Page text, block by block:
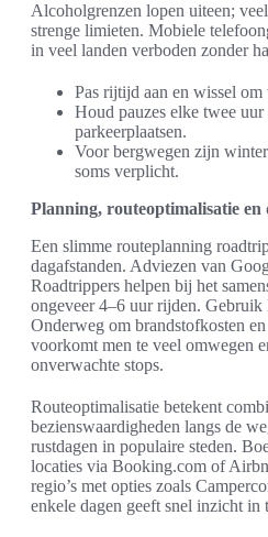
Alcoholgrenzen lopen uiteen;
strenge limieten. Mobiele
in veel landen verboden zonder
Pas rijtijd aan en wissel
Houd pauzes elke twee
parkeerplaatsen.
Voor bergwegen zijn
soms verplicht.
Planning, routeoptimalisatie en
Een slimme routeplanning
dagafstanden. Adviezen van
Roadtrippers helpen bij het
ongeveer 4–6 uur rijden.
Onderweg om brandstofkosten
voorkomt men te veel omwegen
onverwachte stops.
Routeoptimalisatie betekent
bezienswaardigheden langs de
rustdagen in populaire steden.
locaties via Booking.com of
regio’s met opties zoals
enkele dagen geeft snel inzicht in